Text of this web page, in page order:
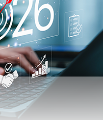
Dazu werden Bruttogehalt
Arbeitgeberanteil der
ermittelt und kopiert
den Kostenplan
dient der Kalkulation des
pro Stunde